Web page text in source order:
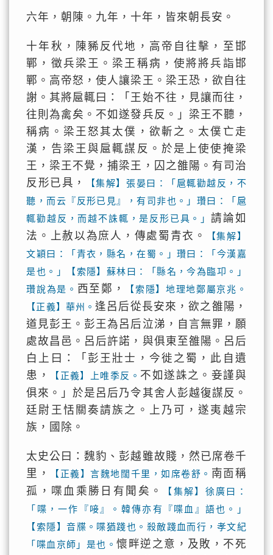
六年，朝陳。九年，十年，皆來朝長安。
十年秋，陳豨反代地，高帝自往擊，至邯
鄲，徵兵梁王。梁王稱病，使將將兵詣邯
鄲。高帝怒，使人讓梁王。梁王恐，欲自往
謝。其將扈輒曰：「王始不往，見讓而往，
往則為禽矣。不如遂發兵反。」梁王不聽，
稱病。梁王怒其太僕，欲斬之。太僕亡走
漢，告梁王與扈輒謀反。於是上使使掩梁
王，梁王不覺，捕梁王，囚之雒陽。有司治
反形已具，
【集解】張晏曰：「扈輒勸越反，不
聽，而云『反形已見』，有司非也。」瓚曰：「扈
輒勸越反，而越不誅輒，是反形已具。」請論如
法。上赦以為庶人，傳處蜀青衣。
【集解】
文穎曰：「青衣，縣名，在蜀。」瓚曰：「今漢嘉
是也。」【索隱】蘇林曰：「縣名，今為臨卭。」
瓚說為是。 西至鄭，
【索隱】地理地鄭屬京兆。
【正義】華州。逢呂后從長安來，欲之雒陽，
道見彭王。彭王為呂后泣涕，自言無罪，願
處故昌邑。呂后許諾，與俱東至雒陽。呂后
白上曰：「彭王壯士，今徙之蜀，此自遺
患，
【正義】上唯季反。 不如遂誅之。妾謹與
俱來。」於是呂后乃令其舍人彭越復謀反。
廷尉王恬關奏請族之。上乃可，遂夷越宗
族，國除。
太史公曰：魏豹、彭越雖故賤，然已席卷千
里，
【正義】言魏地闊千里，如席卷舒。 南靣稱
孤，喋血乘勝日有聞矣。
【集解】徐廣曰：
「喋，一作『唼』。韓傳亦有『喋血』語也。」
【索隱】音牒。喋猶踐也。殺敵踐血而行，孝文紀
「喋血京師」是也。懷畔逆之意，及敗，不死